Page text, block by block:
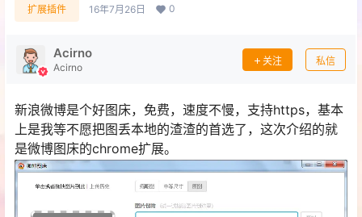
扩展插件 16年7月26日 0
Acirno
Acirno
关注 私信
新浪微博是个好图床，免费，速度不慢，支持https，基本
上是我等不愿把图丢本地的渣渣的首选了，这次介绍的就
是微博图床的chrome扩展。